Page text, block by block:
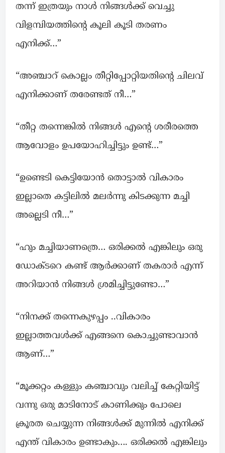
തന്ന് ഇത്രയും നാൾ നിങ്ങൾക്ക് വെച്ചു
വിളമ്പിയത്തിന്റെ കൂലി കൂടി തരണം
എനിക്ക്…”
“അഞ്ചാറ് കൊല്ലം തീറ്റിപ്പോറ്റിയതിന്റെ ചിലവ്
എനിക്കാണ് തരേണ്ടത് നീ…”
“തീറ്റ തന്നെങ്കിൽ നിങ്ങൾ എന്റെ ശരീരത്തെ
ആവോളം ഉപയോഹിച്ചിട്ടും ഉണ്ട്‌…”
“ഉണ്ടെടി കെട്ടിയോൻ തൊട്ടാൽ വികാരം
ഇല്ലാതെ കട്ടിലിൽ മലർന്നു കിടക്കുന്ന മച്ചി
അല്ലെടി നീ…”
“ഹും മച്ചിയാണത്രെ… ഒരിക്കൽ എങ്കിലും ഒരു
ഡോക്ടറെ കണ്ട് ആർക്കാണ് തകരാർ എന്ന്
അറിയാൻ നിങ്ങൾ ശ്രമിച്ചിട്ടുണ്ടോ…”
“നിനക്ക് തന്നെകുഴപ്പം ..വികാരം
ഇല്ലാത്തവൾക്ക് എങ്ങനെ കൊച്ചുണ്ടാവാൻ
ആണ്…”
“മൂക്കറ്റം കള്ളും കഞ്ചാവും വലിച്ച് കേറ്റിയിട്ട്
വന്നു ഒരു മാടിനോട് കാണിക്കും പോലെ
ക്രൂരത ചെയ്യുന്ന നിങ്ങൾക്ക് മുന്നിൽ എനിക്ക്
എന്ത് വികാരം ഉണ്ടാകും…. ഒരിക്കൽ എങ്കിലും